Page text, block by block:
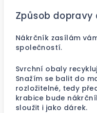
Způsob dopravy
Nákrčník zasílám
společností.
Svrchní obaly
Snažím se balit do
rozložitelné, tedy
krabice bude
sloužit i jako dárek.